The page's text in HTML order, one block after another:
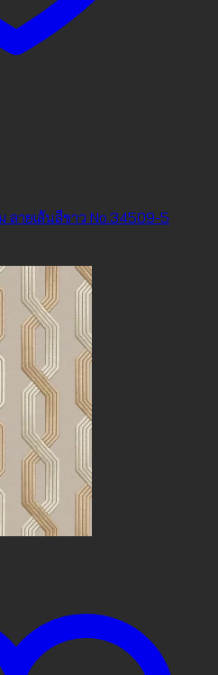
ลายเส้นสีขาว No.34509-5